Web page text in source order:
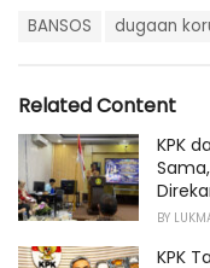
r
i
e
s
:
:
BANSOS dugaan
Related Content
KPK
BY
KPK